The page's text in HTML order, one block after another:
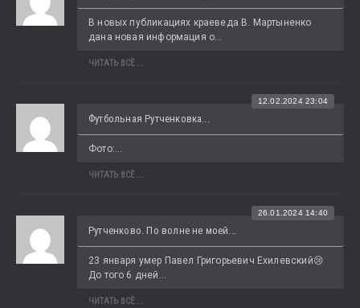
В новых публикациях краеведа В. Мартыненко
дана новая информация о...
ЧИТАТЬ ВСЁ...
Футбольная Рутченковка...
12.02.2024 23:04
Фото:...
ЧИТАТЬ ВСЁ...
Рутченково. По волне не моей...
26.01.2024 14:40
23 января умер Павел Григорьевич Ехилевский😢
До того 6 дней...
ЧИТАТЬ ВСЁ...